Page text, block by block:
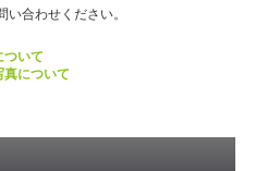
合わせください。
ついて
真について